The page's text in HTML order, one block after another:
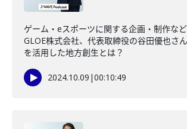
ゲーム・eスポーツに関する企画・制作な
GLOE株式会社、代表取締役の谷田優也さ
を活用した地方創生とは？
2024.10.09 |00:10:49